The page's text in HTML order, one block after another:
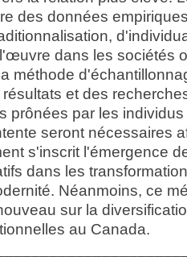
des données
dans les sociétés
méthode
et des
prônées par les
seront nécessaires
s'inscrit l'émergence
dans les
Néanmoins, ce
sur la
au Canada.